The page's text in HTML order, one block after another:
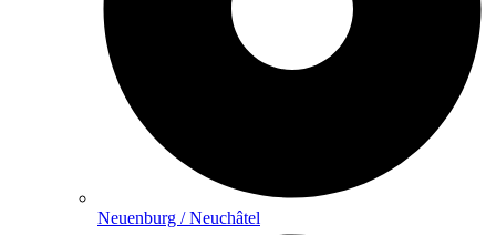
Neuenburg / Neuchâtel